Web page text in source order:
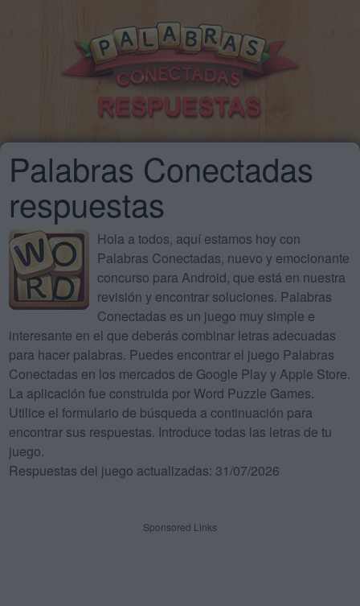
Palabras Conectadas
respuestas
Hola a todos, aquí estamos hoy con
Palabras Conectadas, nuevo y emocionante
concurso para Android, que está en nuestra
revisión y encontrar soluciones. Palabras
Conectadas es un juego muy simple e
interesante en el que deberás combinar letras adecuadas
para hacer palabras. Puedes encontrar el juego Palabras
Conectadas en los mercados de Google Play y Apple Store.
La aplicación fue construida por Word Puzzle Games.
Utilice el formulario de búsqueda a continuación para
encontrar sus respuestas. Introduce todas las letras de tu
juego.
Respuestas del juego actualizadas: 31/07/2026
Sponsored Links